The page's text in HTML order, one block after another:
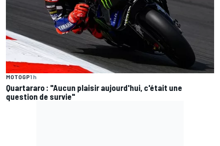
MOTOGP1 h
Quartararo : "Aucun plaisir aujourd'hui, c'était une
question de survie"